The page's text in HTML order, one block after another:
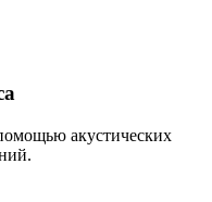
акустических